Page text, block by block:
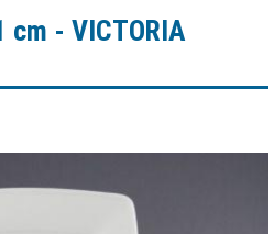
cm - VICTORIA